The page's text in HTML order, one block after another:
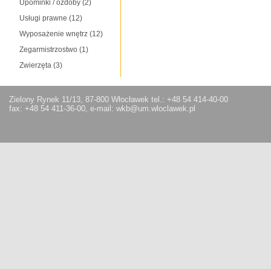
Upominki / ozdoby (2)
Usługi prawne (12)
Wyposażenie wnętrz (12)
Zegarmistrzostwo (1)
Zwierzęta (3)
Zielony Rynek 11/13, 87-800 Włocławek tel.: +48 54 414-40-00
fax: +48 54 411-36-00, e-mail: wkb@um.wloclawek.pl